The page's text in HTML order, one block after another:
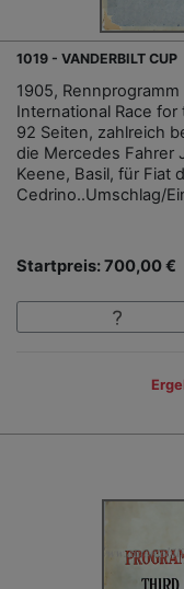
1019 - VANDERBILT CUP
1905,
International Race for
92 Seiten, zahlreich
die Mercedes Fahrer
Keene, Basil, für Fiat
Cedrino..Umschlag/
Startpreis: 700,00 €